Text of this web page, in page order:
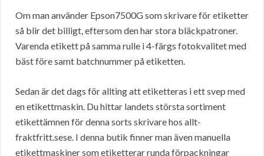
Om man använder Epson7500G som skrivare för etiketter
så blir det billigt, eftersom den har stora bläckpatroner.
Varenda etikett på samma rulle i 4-färgs fotokvalitet med
bäst före samt batchnummer på etiketten.
Sedan är det dags för allting att etiketteras i ett svep med
en etikettmaskin. Du hittar landets största sortiment
etikettämnen för denna sorts skrivare hos allt-
fraktfritt.sese. I denna butik finner man även manuella
etikettmaskiner som etiketterar runda förpackningar